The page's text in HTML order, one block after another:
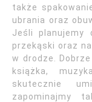
także
ubrania oraz
Jeśli planujemy
przekąski oraz
w drodze.
książka,
skutecznie
zapominajmy